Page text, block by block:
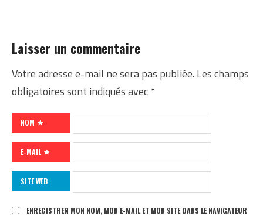
Laisser un commentaire
Votre adresse e-mail ne sera pas publiée. Les champs
obligatoires sont indiqués avec*
NOM
E-MAIL
SITE WEB
ENREGISTRER MON NOM, MON E-MAIL ET MON SITE DANS LE NAVIGATEUR